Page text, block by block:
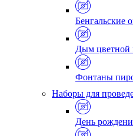
Бенгальские
Дым цветной
Фонтаны
Наборы для
День